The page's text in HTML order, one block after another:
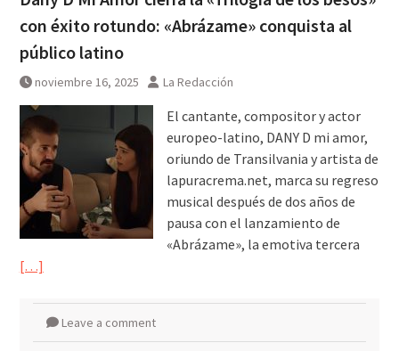
con éxito rotundo: «Abrázame» conquista al
público latino
noviembre 16, 2025 La Redacción
El cantante, compositor y actor
europeo-latino, DANY D mi amor,
oriundo de Transilvania y artista de
lapuracrema.net, marca su regreso
musical después de dos años de
pausa con el lanzamiento de
«Abrázame», la emotiva tercera
[…]
Leave a comment